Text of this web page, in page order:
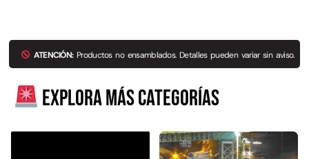
ATENCIÓN:Productos no ensamblados. Detalles pueden variar sin aviso.
Explora más categorías
Empaquetadura 3/16"
4.8mm neopreno con 1 tela
3.5MP